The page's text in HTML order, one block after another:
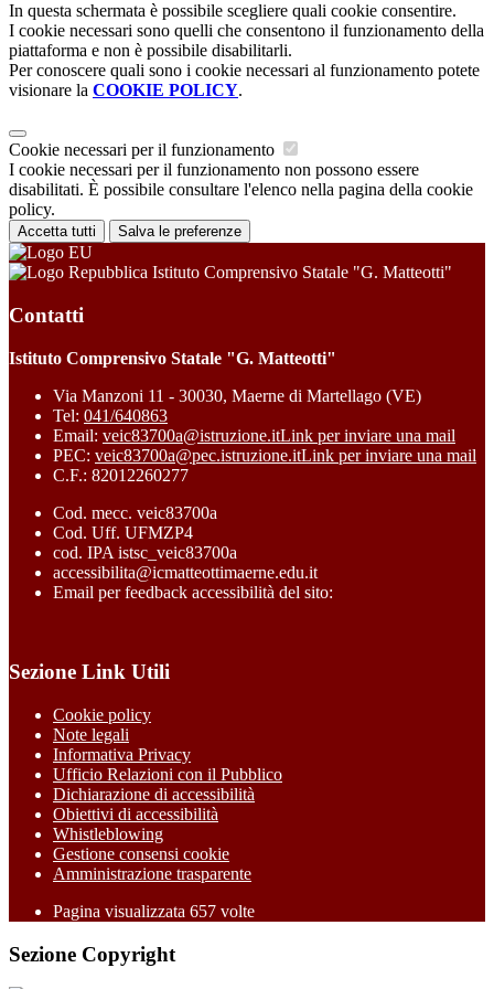
In questa schermata è possibile scegliere quali cookie consentire.
I cookie necessari sono quelli che consentono il funzionamento della
piattaforma e non è possibile disabilitarli.
Per conoscere quali sono i cookie necessari al funzionamento potete
visionare la COOKIE POLICY.
Cookie necessari per il funzionamento
I cookie necessari per il funzionamento non possono essere
disabilitati. È possibile consultare l'elenco nella pagina della cookie
policy.
Accetta tutti Salva le preferenze
Istituto Comprensivo Statale "G. Matteotti"
Contatti
Istituto Comprensivo Statale "G. Matteotti"
Via Manzoni 11 - 30030, Maerne di Martellago (VE)
Tel: 041/640863
Email: veic83700a@istruzione.itLink per inviare una mail
PEC: veic83700a@pec.istruzione.itLink per inviare una mail
C.F.: 82012260277
Cod. mecc. veic83700a
Cod. Uff. UFMZP4
cod. IPA istsc_veic83700a
accessibilita@icmatteottimaerne.edu.it
Email per feedback accessibilità del sito:
Sezione Link Utili
Cookie policy
Note legali
Informativa Privacy
Ufficio Relazioni con il Pubblico
Dichiarazione di accessibilità
Obiettivi di accessibilità
Whistleblowing
Gestione consensi cookie
Amministrazione trasparente
Pagina visualizzata 657 volte
Sezione Copyright